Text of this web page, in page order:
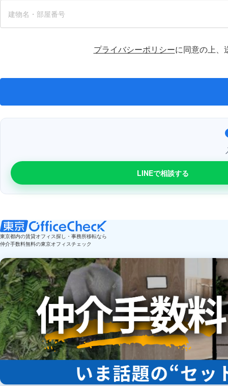
プライバシーポリシーに同意の上、
LINEで相談する
東京都内の賃貸オフィス探し・事務所移転なら
仲介手数料無料の東京オフィスチェック